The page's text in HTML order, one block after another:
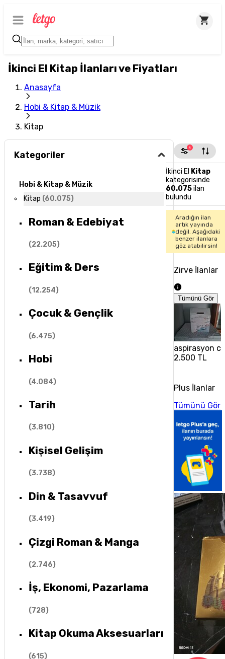
İkinci El Kitap İlanları ve Fiyatları
Anasayfa
Hobi & Kitap & Müzik
Kitap
Kategoriler
Hobi & Kitap & Müzik
Kitap (60.075)
Roman & Edebiyat
(22.205)
Eğitim & Ders
(12.254)
Çocuk & Gençlik
(6.475)
Hobi
(4.084)
Tarih
(3.810)
Kişisel Gelişim
(3.738)
Din & Tasavvuf
(3.419)
Çizgi Roman & Manga
(2.746)
İş, Ekonomi, Pazarlama
(728)
Kitap Okuma Aksesuarları
(615)
1
İkinci El Kitap
kategorisinde
60.075ilan
bulundu
Aradığın ilan
artık yayında
değil. Aşağıdaki
benzer ilanlara
göz atabilirsin!
Zirve İlanlar
Tümünü Gör
aspirasyon
2.500 TL
Plus İlanlar
Tümünü Gör